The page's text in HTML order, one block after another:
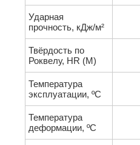
Ударная
прочность, кДж/м²
Твёрдость по
Роквелу, HR (M)
Температура
эксплуатации, ºC
Температура
деформации, ºC